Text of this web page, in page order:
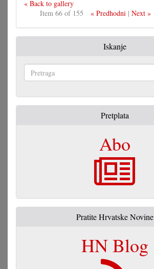
« Back to gallery
Item 66 of 155
« Predhodni| Next »
Iskanje
Pretplata
Abo
Pratite Hrvatske Novine
HN Blog